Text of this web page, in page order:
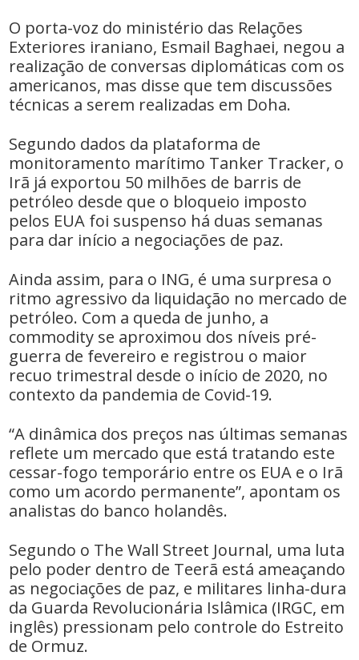
O porta-voz do ministério das Relações
Exteriores iraniano, Esmail Baghaei, negou a
realização de conversas diplomáticas com os
americanos, mas disse que tem discussões
técnicas a serem realizadas em Doha.
Segundo dados da plataforma de
monitoramento marítimo Tanker Tracker, o
Irã já exportou 50 milhões de barris de
petróleo desde que o bloqueio imposto
pelos EUA foi suspenso há duas semanas
para dar início a negociações de paz.
Ainda assim, para o ING, é uma surpresa o
ritmo agressivo da liquidação no mercado de
petróleo. Com a queda de junho, a
commodity se aproximou dos níveis pré-
guerra de fevereiro e registrou o maior
recuo trimestral desde o início de 2020, no
contexto da pandemia de Covid-19.
“A dinâmica dos preços nas últimas semanas
reflete um mercado que está tratando este
cessar-fogo temporário entre os EUA e o Irã
como um acordo permanente”, apontam os
analistas do banco holandês.
Segundo o The Wall Street Journal, uma luta
pelo poder dentro de Teerã está ameaçando
as negociações de paz, e militares linha-dura
da Guarda Revolucionária Islâmica (IRGC, em
inglês) pressionam pelo controle do Estreito
de Ormuz.